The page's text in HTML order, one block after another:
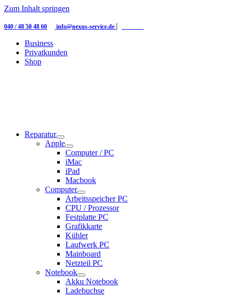
Zum Inhalt springen
040 / 48 50 48 60 info@nexus-service.de |
Business
Privatkunden
Shop
Reparatur
Apple
Computer / PC
iMac
iPad
Macbook
Computer
Arbeitsspeicher PC
CPU / Prozessor
Festplatte PC
Grafikkarte
Kühler
Laufwerk PC
Mainboard
Netzteil PC
Notebook
Akku Notebook
Ladebuchse